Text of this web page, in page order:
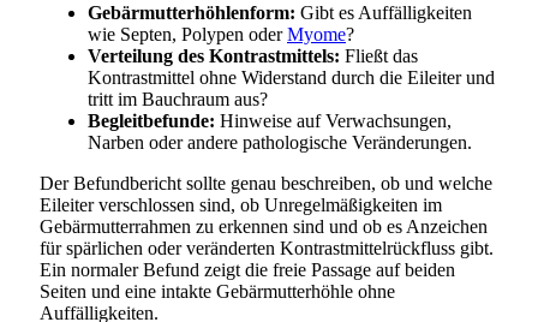
Gebärmutterhöhlenform: Gibt es Auffälligkeiten
wie Septen, Polypen oderMyome?
Verteilung des Kontrastmittels: Fließt das
Kontrastmittel ohne Widerstand durch die Eileiter und
tritt im Bauchraum aus?
Begleitbefunde: Hinweise auf Verwachsungen,
Narben oder andere pathologische Veränderungen.
Der Befundbericht sollte genau beschreiben, ob und welche
Eileiter verschlossen sind, ob Unregelmäßigkeiten im
Gebärmutterrahmen zu erkennen sind und ob es Anzeichen
für spärlichen oder veränderten Kontrastmittelrückfluss gibt.
Ein normaler Befund zeigt die freie Passage auf beiden
Seiten und eine intakte Gebärmutterhöhle ohne
Auffälligkeiten.